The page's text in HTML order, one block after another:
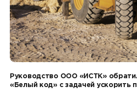
Контакты
Клиенты и проекты
DATAREON ESB
Новости
Анонсы мероприятий
СМИ о нас
Услуги
Образовательный марафон:
знаниям
Учебные курсы DATAREON
Партнеры
Партнерство с DATAREON
Центр экспертизы
Руководство ООО «ИСТК»
«Белый код» с задачей ускорить